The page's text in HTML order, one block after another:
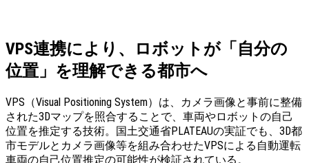
VPS連携により、ロボットが「自分の
位置」を理解できる都市へ
VPS（Visual Positioning System）は、カメラ画像と事前に整備
された3Dマップを照合することで、車両やロボットの自己
位置を推定する技術。国土交通省PLATEAUの実証でも、3D都
市モデルとカメラ画像等を組み合わせたVPSによる自動運転
車両の自己位置推定の可能性が検証されている。